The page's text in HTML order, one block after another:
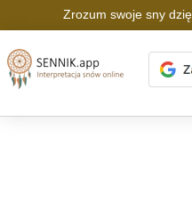
Zrozum swoje sny